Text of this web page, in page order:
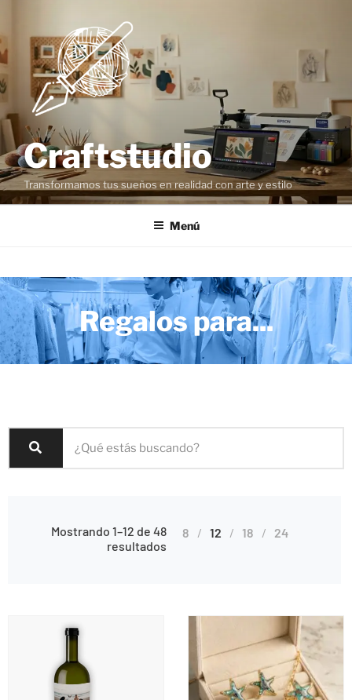
Craftstudio
Transformamos tus sueños en realidad con arte y estilo
Menú
Regalos para...
Mostrando 1–12 de 48
resultados
8 12 18 24